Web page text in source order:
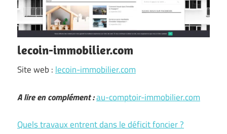
lecoin-immobilier.com
Site web : lecoin-immobilier.com
A lire en complément :au-comptoir-immobilier.com
Quels travaux entrent dans le déficit foncier ?